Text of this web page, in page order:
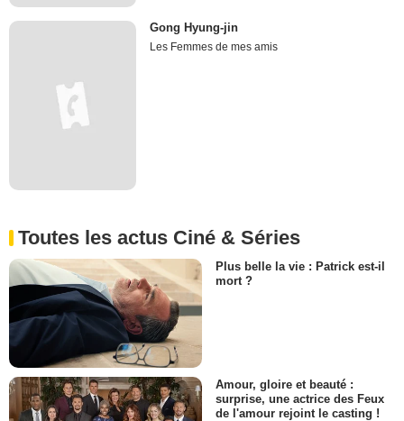
Gong Hyung-jin
Les Femmes de mes amis
Toutes les actus Ciné & Séries
Plus belle la vie : Patrick est-il
mort ?
Amour, gloire et beauté :
surprise, une actrice des Feux
de l'amour rejoint le casting !